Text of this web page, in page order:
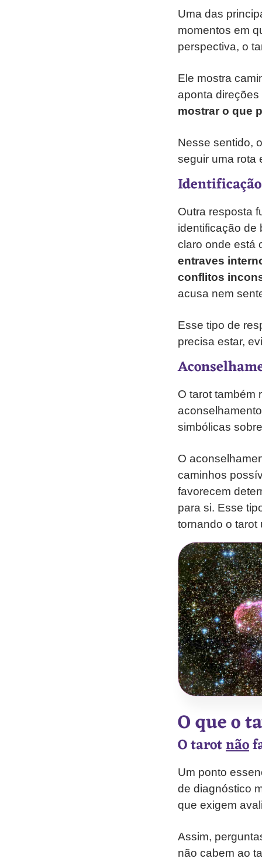
Uma das
momentos em
perspectiva, o
Ele mostra
aponta
mostrar o que
Nesse sentido,
seguir uma rota
Outra resposta
identificação de
claro onde está
entraves
conflitos
acusa nem
Esse tipo de
precisa estar,
O tarot também
simbólicas
O
caminhos
favorecem
para si. Esse
tornando o tarot
O que o
O tarotnão
Um ponto
de diagnóstico
que exigem
Assim,
não cabem ao